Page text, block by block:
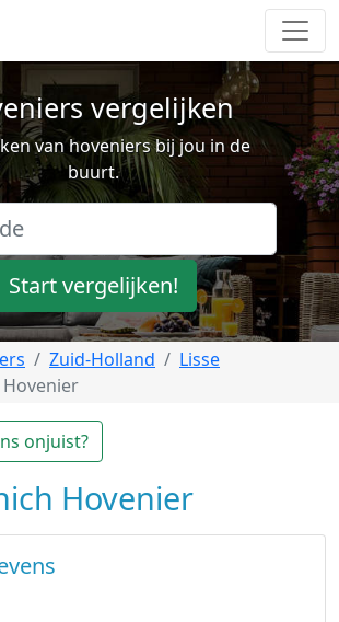
vergelijken
van hoveniers bij jou in de
buurt.
Start vergelijken!
Zuid-Holland
Lisse
onjuist?
Hovenier